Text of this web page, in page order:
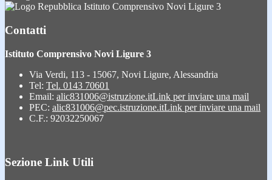
Istituto Comprensivo Novi Ligure 3
Contatti
Istituto Comprensivo Novi Ligure 3
Via Verdi, 113 - 15067, Novi Ligure, Alessandria
Tel: Tel. 0143 70601
Email: alic831006@istruzione.itLink per inviare una mail
PEC: alic831006@pec.istruzione.itLink per inviare una mail
C.F.: 92032250067
Sezione Link Utili